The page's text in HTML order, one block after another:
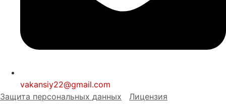
vakansiy22@gmail.com
Защита персональных данных
Лицензия